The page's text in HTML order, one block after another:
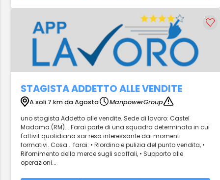
STAGISTA ADDETTO ALLE VENDITE
A soli 7 km da Agosta
ManpowerGroup
uno stagista Addetto alle vendite. Sede di lavoro: Castel
Madama (RM)... Farai parte di una squadra determinata in cui
l'attivit quotidiana sar resa interessante dai momenti
formativi. Cosa... farai: • Riordino e pulizia del punto vendita, •
Rifornimento della merce sugli scaffali, • Supporto alle
operazioni...